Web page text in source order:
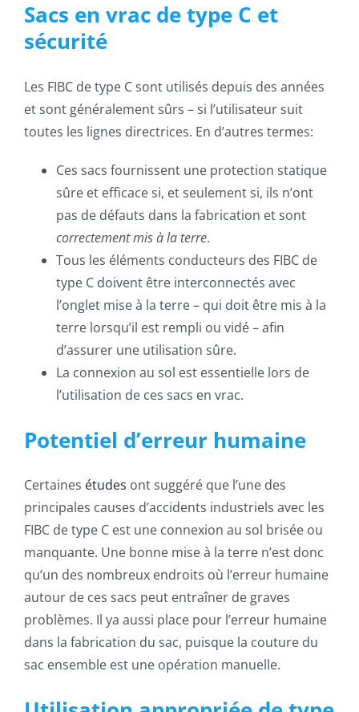
Sacs en vrac de type C et
sécurité
Les FIBC de type C sont utilisés depuis des années
et sont généralement sûrs – si l’utilisateur suit
toutes les lignes directrices. En d’autres termes:
Ces sacs fournissent une protection statique
sûre et efficace si, et seulement si, ils n’ont
pas de défauts dans la fabrication et sont
correctement mis à la terre.
Tous les éléments conducteurs des FIBC de
type C doivent être interconnectés avec
l’onglet mise à la terre – qui doit être mis à la
terre lorsqu’il est rempli ou vidé – afin
d’assurer une utilisation sûre.
La connexion au sol est essentielle lors de
l’utilisation de ces sacs en vrac.
Potentiel d’erreur humaine
Certaines études ont suggéré que l’une des
principales causes d’accidents industriels avec les
FIBC de type C est une connexion au sol brisée ou
manquante. Une bonne mise à la terre n’est donc
qu’un des nombreux endroits où l’erreur humaine
autour de ces sacs peut entraîner de graves
problèmes. Il ya aussi place pour l’erreur humaine
dans la fabrication du sac, puisque la couture du
sac ensemble est une opération manuelle.